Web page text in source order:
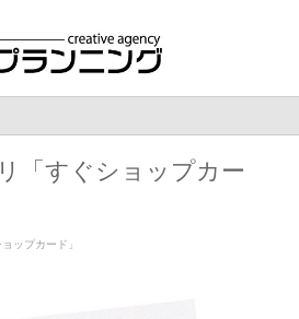
「すぐショップカー
ップカード」